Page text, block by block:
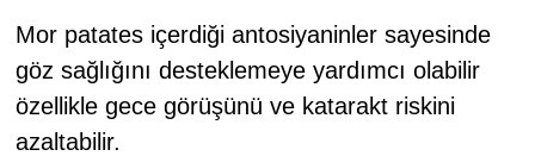
Mor patates içerdiği antosiyaninler sayesinde
göz sağlığını desteklemeye yardımcı olabilir
özellikle gece görüşünü ve katarakt riskini
azaltabilir.